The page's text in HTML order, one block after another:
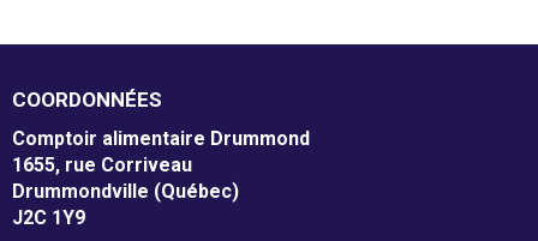
Activités de financement -
campagne annuelle
COORDONNÉES
Comptoir alimentaire Drummond
1655, rue Corriveau
Drummondville (Québec)
J2C 1Y9